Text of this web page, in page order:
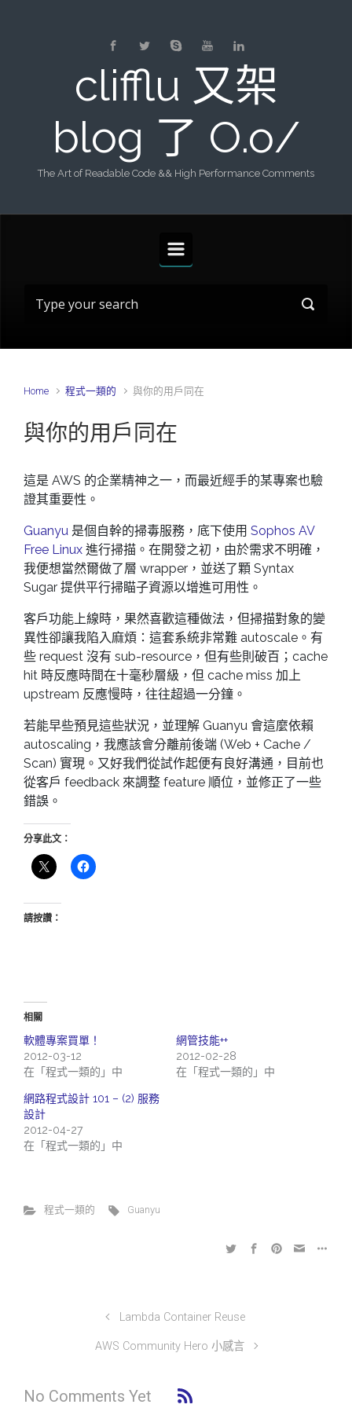
clifflu 又架
blog 了 O.o/
The Art of Readable Code && High Performance Comments
Home 程式一類的 與你的用戶同在
與你的用戶同在
這是 AWS 的企業精神之一，而最近經手的某專案也驗
證其重要性。
Guanyu 是個自幹的掃毒服務，底下使用 Sophos AV
Free Linux 進行掃描。在開發之初，由於需求不明確，
我便想當然爾做了層 wrapper，並送了顆 Syntax
Sugar 提供平行掃瞄子資源以增進可用性。
客戶功能上線時，果然喜歡這種做法，但掃描對象的變
異性卻讓我陷入麻煩：這套系統非常難 autoscale。有
些 request 沒有 sub-resource，但有些則破百；cache
hit 時反應時間在十毫秒層級，但 cache miss 加上
upstream 反應慢時，往往超過一分鐘。
若能早些預見這些狀況，並理解 Guanyu 會這麼依賴
autoscaling，我應該會分離前後端 (Web + Cache /
Scan) 實現。又好我們從試作起便有良好溝通，目前也
從客戶 feedback 來調整 feature 順位，並修正了一些
錯誤。
分享此文：
請按讚：
相關
軟體專案買單！
2012-03-12
在「程式一類的」中
網管技能++
2012-02-28
在「程式一類的」中
網路程式設計 101 – (2) 服務
設計
2012-04-27
在「程式一類的」中
程式一類的 Guanyu
Lambda Container Reuse
AWS Community Hero 小感言
No Comments Yet